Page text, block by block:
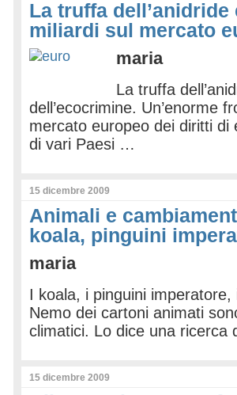
La truffa
miliardi sul mercato
maria
La truffa
dell’ecocrimine. Un’enorme
mercato europeo dei diritti di
di vari Paesi …
15 dicembre 2009
Animali e
koala, pinguini
maria
I koala, i pinguini
Nemo dei cartoni animati
climatici. Lo dice una ricerca
15 dicembre 2009